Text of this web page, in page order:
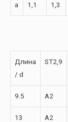
a 1,1 1,3
Длина
/ d
ST2,9
9.5 A2
13 A2